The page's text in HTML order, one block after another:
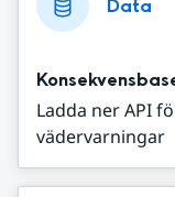
Data
Ladda ner API
vädervarningar